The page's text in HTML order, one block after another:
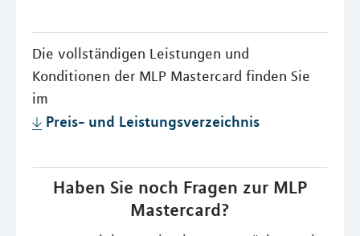
Die vollständigen Leistungen und
Konditionen der MLP Mastercard finden Sie
im
Preis- und Leistungsverzeichnis
Haben Sie noch Fragen zur MLP
Mastercard?